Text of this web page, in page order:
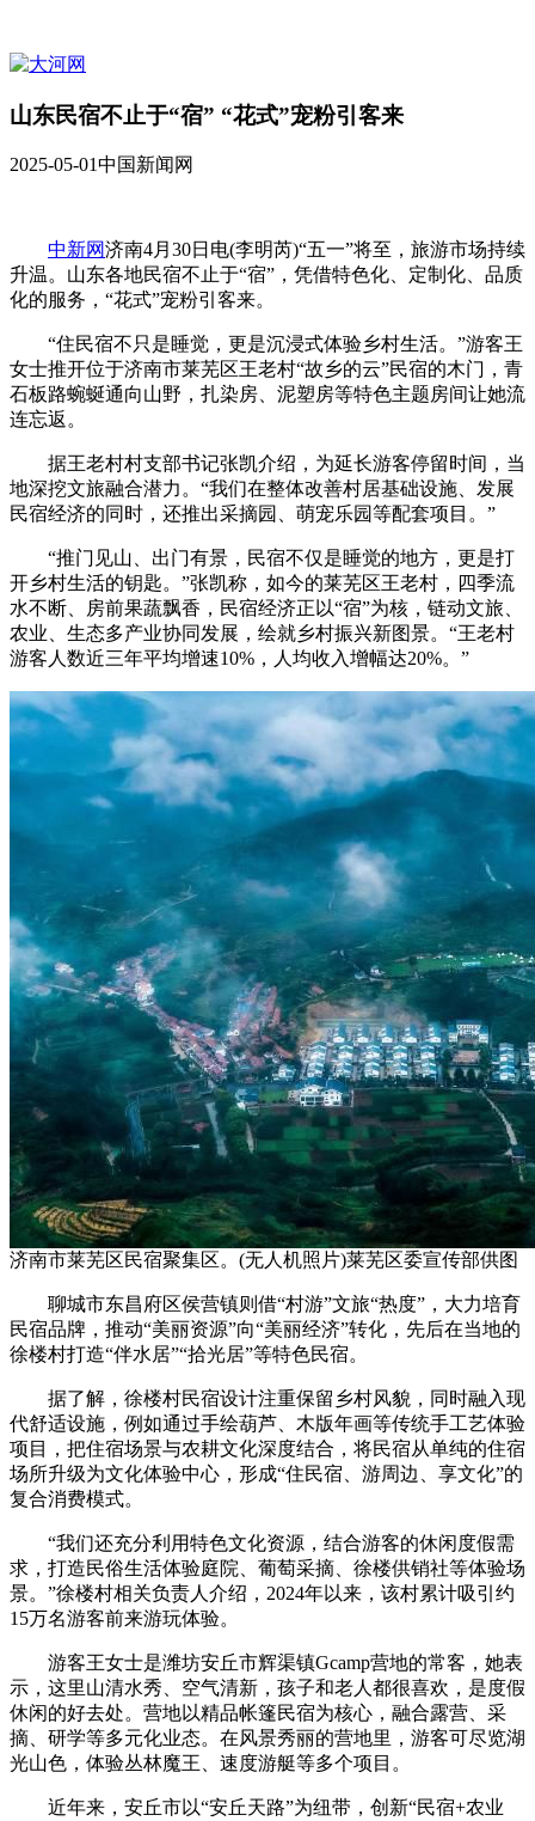
山东民宿不止于“宿” “花式”宠粉引客来
2025-05-01中国新闻网
中新网济南4月30日电(李明芮)“五一”将至，旅游市场持续
升温。山东各地民宿不止于“宿”，凭借特色化、定制化、品质
化的服务，“花式”宠粉引客来。
“住民宿不只是睡觉，更是沉浸式体验乡村生活。”游客王
女士推开位于济南市莱芜区王老村“故乡的云”民宿的木门，青
石板路蜿蜒通向山野，扎染房、泥塑房等特色主题房间让她流
连忘返。
据王老村村支部书记张凯介绍，为延长游客停留时间，当
地深挖文旅融合潜力。“我们在整体改善村居基础设施、发展
民宿经济的同时，还推出采摘园、萌宠乐园等配套项目。”
“推门见山、出门有景，民宿不仅是睡觉的地方，更是打
开乡村生活的钥匙。”张凯称，如今的莱芜区王老村，四季流
水不断、房前果蔬飘香，民宿经济正以“宿”为核，链动文旅、
农业、生态多产业协同发展，绘就乡村振兴新图景。“王老村
游客人数近三年平均增速10%，人均收入增幅达20%。”
济南市莱芜区民宿聚集区。(无人机照片)莱芜区委宣传部供图
聊城市东昌府区侯营镇则借“村游”文旅“热度”，大力培育
民宿品牌，推动“美丽资源”向“美丽经济”转化，先后在当地的
徐楼村打造“伴水居”“拾光居”等特色民宿。
据了解，徐楼村民宿设计注重保留乡村风貌，同时融入现
代舒适设施，例如通过手绘葫芦、木版年画等传统手工艺体验
项目，把住宿场景与农耕文化深度结合，将民宿从单纯的住宿
场所升级为文化体验中心，形成“住民宿、游周边、享文化”的
复合消费模式。
“我们还充分利用特色文化资源，结合游客的休闲度假需
求，打造民俗生活体验庭院、葡萄采摘、徐楼供销社等体验场
景。”徐楼村相关负责人介绍，2024年以来，该村累计吸引约
15万名游客前来游玩体验。
游客王女士是潍坊安丘市辉渠镇Gcamp营地的常客，她表
示，这里山清水秀、空气清新，孩子和老人都很喜欢，是度假
休闲的好去处。营地以精品帐篷民宿为核心，融合露营、采
摘、研学等多元化业态。在风景秀丽的营地里，游客可尽览湖
光山色，体验丛林魔王、速度游艇等多个项目。
近年来，安丘市以“安丘天路”为纽带，创新“民宿+农业